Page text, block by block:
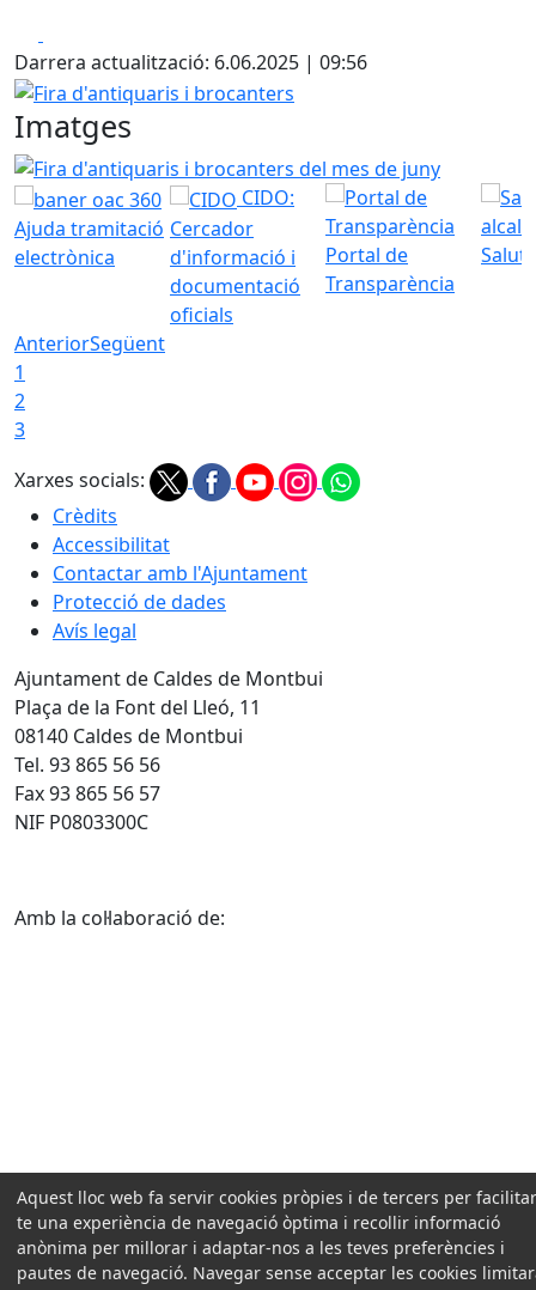
Darrera actualització: 6.06.2025 | 09:56
Fira d'antiquaris i brocanters
Imatges
Fira d'antiquaris i brocanters del mes de juny
Ajuda tramitació
electrònica
CIDO:
Cercador
d'informació i
documentació
oficials
Portal de
Transparència
AnteriorSegüent
1
2
3
Xarxes socials:
Crèdits
Accessibilitat
Contactar amb l'Ajuntament
Protecció de dades
Avís legal
Ajuntament de Caldes de Montbui
Plaça de la Font del Lleó, 11
08140 Caldes de Montbui
Tel. 93 865 56 56
Fax 93 865 56 57
NIF P0803300C
Amb la col·laboració de:
Aquest lloc web fa servir cookies pròpies i de tercers per
te una experiència de navegació òptima i recollir informació
anònima per millorar i adaptar-nos a les teves preferències i
pautes de navegació. Navegar sense acceptar les cookies